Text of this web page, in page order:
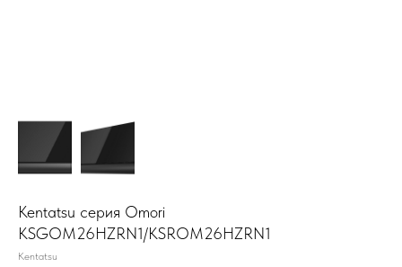
Kentatsu серия Omori
KSGOM26HZRN1/KSROM26HZRN1
Kentatsu